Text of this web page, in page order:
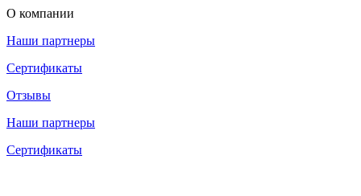
О компании
Наши партнеры
Сертификаты
Отзывы
Наши партнеры
Сертификаты